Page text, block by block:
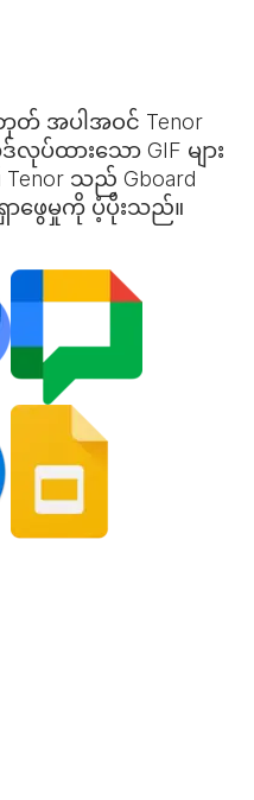
ဘုတ် အပါအဝင် Tenor
ထားသော GIF များ
သည် Gboard
ေမှုကို ပံ့ပိုးသည်။